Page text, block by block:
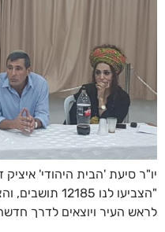
יו"ר סיעת 'הבית היהודי'
"הצביעו לנו
לראש העיר ויוצאים לדרך